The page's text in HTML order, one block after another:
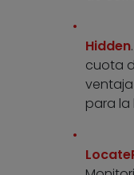
Hidden
cuota
para la